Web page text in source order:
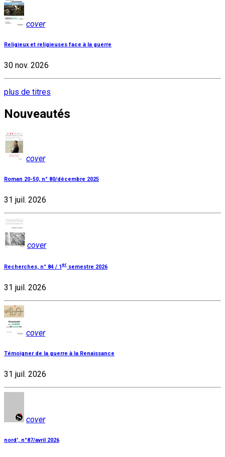
cover
Religieux et religieuses face à la guerre
30 nov. 2026
plus de titres
Nouveautés
cover
Roman 20-50, n° 80/décembre 2025
31 juil. 2026
cover
Recherches, n° 84 / 1 er semestre 2026
31 juil. 2026
cover
Témoigner de la guerre à la Renaissance
31 juil. 2026
cover
nord', n°87/avril 2026